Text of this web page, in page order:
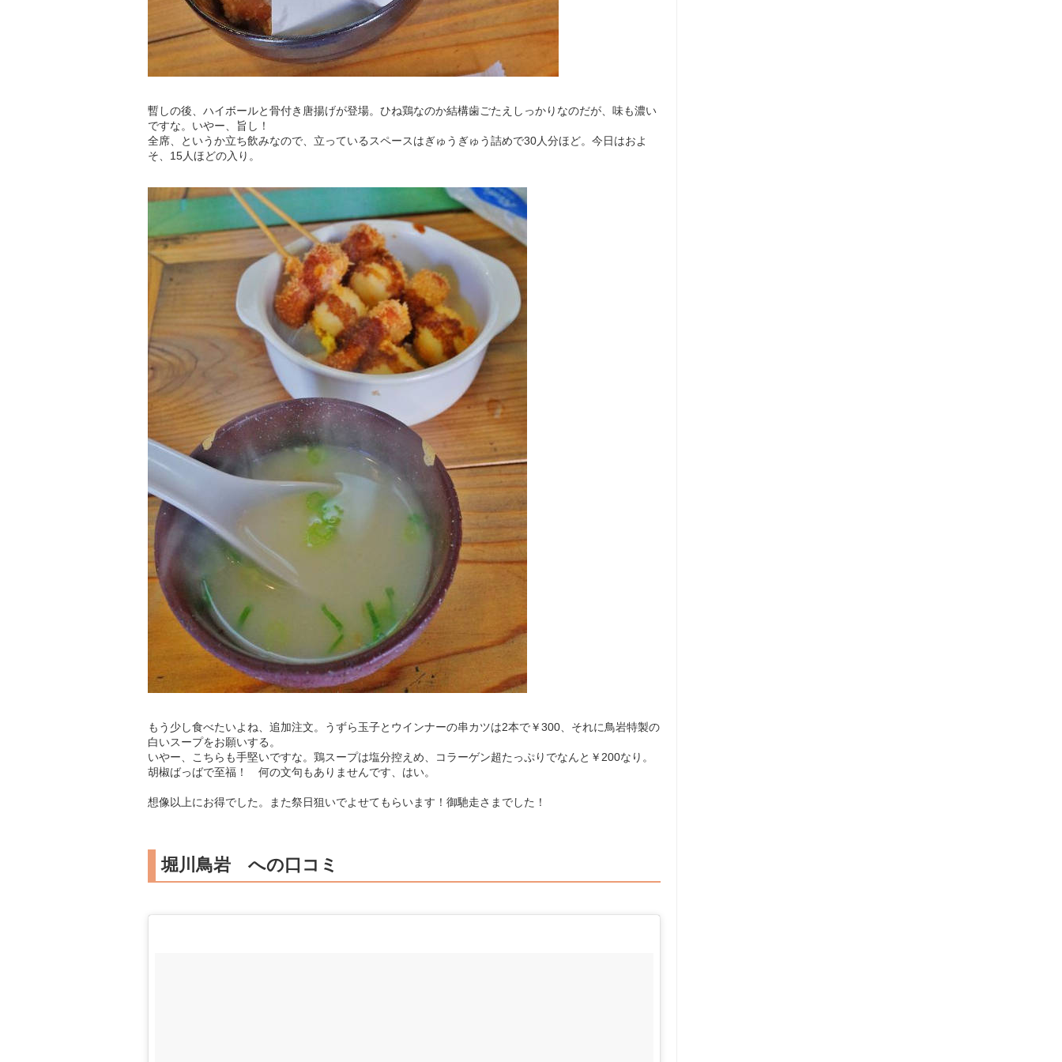
暫しの後、ハイボールと骨付き唐揚げが登場。ひね鶏なのか結構歯ごたえしっかりなのだが、味も濃い
ですな。いやー、旨し！
全席、というか立ち飲みなので、立っているスペースはぎゅうぎゅう詰めで30人分ほど。今日はおよ
そ、15人ほどの入り。
もう少し食べたいよね、追加注文。うずら玉子とウインナーの串カツは2本で￥300、それに鳥岩特製の
白いスープをお願いする。
いやー、こちらも手堅いですな。鶏スープは塩分控えめ、コラーゲン超たっぷりでなんと￥200なり。
胡椒ばっばで至福！ 何の文句もありませんです、はい。
想像以上にお得でした。また祭日狙いでよせてもらいます！御馳走さまでした！
堀川鳥岩 への口コミ